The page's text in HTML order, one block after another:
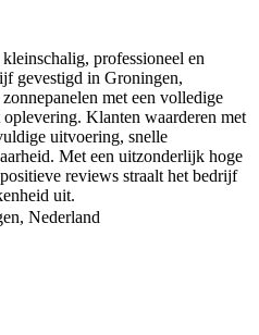
professioneel en
gevestigd in Groningen,
met een volledige
Klanten waarderen met
uitvoering, snelle
Met een uitzonderlijk hoge
reviews straalt het bedrijf
uit.
Nederland